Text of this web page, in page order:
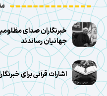
خبرنگاران صدای
جهانیان رساندند
اشارات قرآنی برای